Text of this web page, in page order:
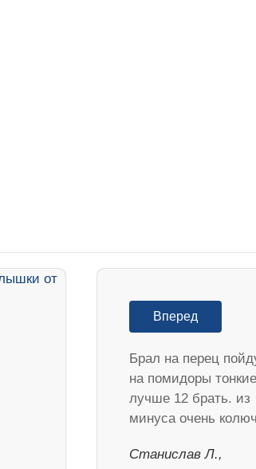
Вперед
Брал на перец
на помидоры тонкие
лучше 12 брать. из
минуса очень
Станислав Л.,